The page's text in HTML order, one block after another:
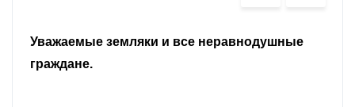
Уважаемые земляки и все неравнодушные
граждане.